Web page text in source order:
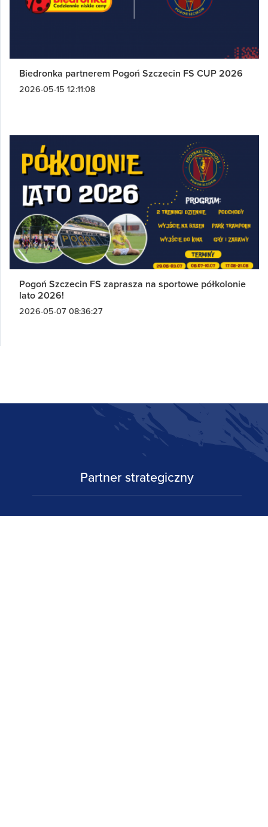
Biedronka partnerem Pogoń Szczecin FS CUP 2026
2026-05-15 12:11:08
Pogoń Szczecin FS zaprasza na sportowe półkolonie
lato 2026!
2026-05-07 08:36:27
Partner strategiczny